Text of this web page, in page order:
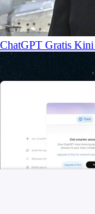
ChatGPT Gratis Kini